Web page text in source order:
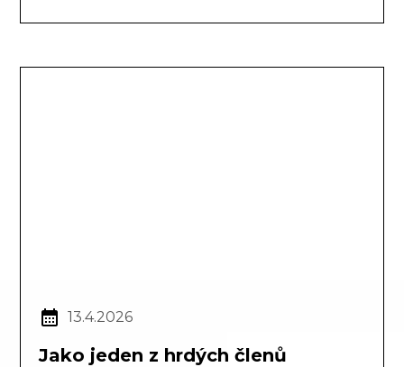
13.4.2026
Jako jeden z hrdých členů